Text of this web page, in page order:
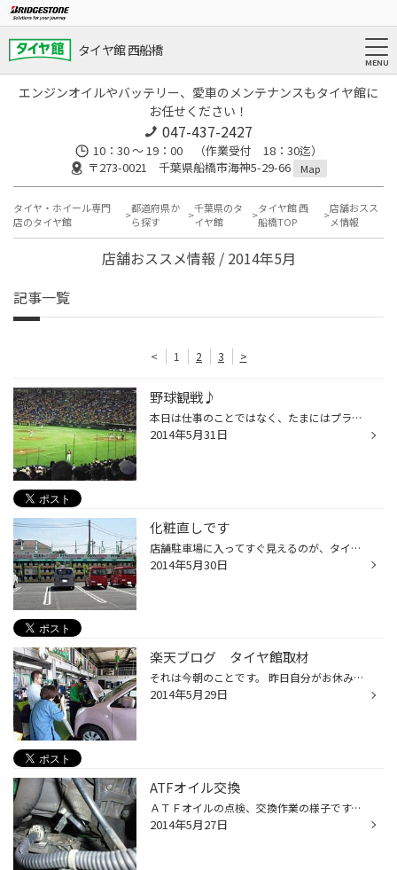
タイヤ館 西船橋
エンジンオイルやバッテリー、愛車のメンテナンスもタイヤ館に
お任せください！
047-437-2427
10：30 ～ 19：00 （作業受付 18：30迄）
〒273-0021 千葉県船橋市海神5-29-66
Map
タイヤ・ホイール専門
店のタイヤ館
都道府県か
ら探す
千葉県のタ
イヤ館
タイヤ館 西
船橋TOP
店舗おスス
メ情報
店舗おススメ情報 / 2014年5月
記事一覧
< 1 2 3 >
野球観戦♪
本日は仕事のことではなく、たまにはプライベートネタで！！ 先日の5/28に当店スタッフの大塚さんと南君と、 東京ドームに巨人対楽天の交流戦を見に行ってきました♪ 大塚さんは大の巨人ファンで南君は楽天ファンということもあり、 グラウンドだけではなく観客席でも2人の戦いが繰り広げられていま...
2014年5月31日
化粧直しです
店舗駐車場に入ってすぐ見えるのが、タイヤラックです。 だいぶ色褪せも進んで存在感も薄まっていましたが、 リフレッシュしてみました＾＾ だいぶ見られるようになってきました。 今日も暑い中ではありましたが、当店の塚ちゃんと南んが頑張りました！
2014年5月30日
楽天ブログ タイヤ館取材
それは今朝のことです。 昨日自分がお休みだったので突然知ったのですが、 『楽天ブログから取材に来るってサ』。 ？？？ん？？？いつ？…え！今日！…取材ってなんだ？どうすればイイの？… 何やら朝から騒がしい。 結局、アミダで取材を受けるスタッフを決めるコトになったものの…自分っすか？ ま、...
2014年5月29日
ATFオイル交換
ＡＴＦオイルの点検、交換作業の様子です。 専用の機会で問診、状態がよければ（緑色）注意（黄色）劣化（赤色）ＮＧ（茶色） となります。 一番ベストもちろん、緑ですがやはり熱が入ったりしていくと オイルの状態も変化してしまいます ので、注意等に成ってしまいましたら交換してください。 Ａ...
2014年5月27日